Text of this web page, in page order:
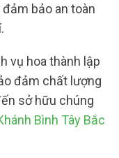
bảo an toàn
vụ hoa thành lập
đảm chất lượng
sở hữu chúng
Bình Tây Bắc